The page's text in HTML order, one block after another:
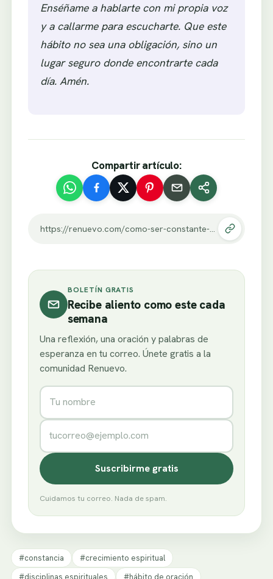
Enséñame a hablarte con mi propia voz
y a callarme para escucharte. Que este
hábito no sea una obligación, sino un
lugar seguro donde encontrarte cada
día. Amén.
Compartir artículo:
https://renuevo.com/como-ser-constante-oracion-plan-21-dias.html
BOLETÍN GRATIS
Recibe aliento como este cada
semana
Una reflexión, una oración y palabras de
esperanza en tu correo. Únete gratis a la
comunidad Renuevo.
Nombre
Correo electrónico
Suscribirme gratis
Cuidamos tu correo. Nada de spam.
#constancia
#crecimiento espiritual
#disciplinas espirituales
#hábito de oración